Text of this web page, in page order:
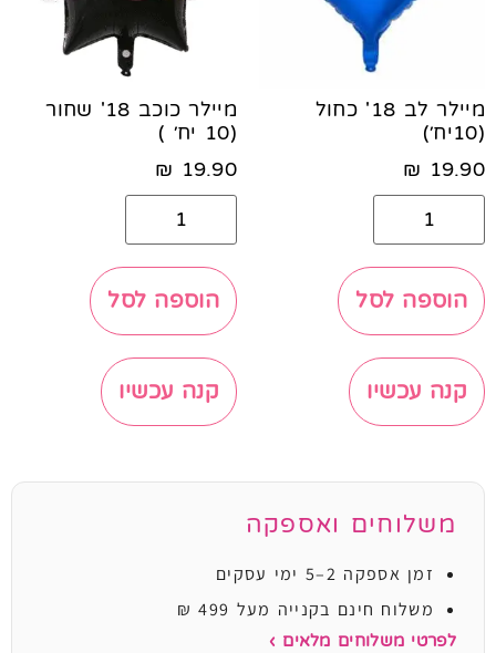
מיילר לב 18' כחול
(10יח׳)
19.90
₪
הוספה לסל
קנה עכשיו
מיילר כוכב 18' שחור
(10 יח׳ )
19.90
₪
הוספה לסל
קנה עכשיו
משלוחים ואספקה
זמן אספקה 2–5 ימי עסקים
משלוח חינם בקנייה מעל 499 ₪
לפרטי משלוחים מלאים ›